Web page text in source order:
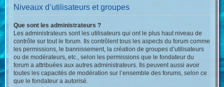
Niveaux d’utilisateurs et groupes
Que sont les administrateurs ?
Les administrateurs sont les utilisateurs qui ont le plus haut niveau de
contrôle sur tout le forum. Ils contrôlent tous les aspects du forum comme
les permissions, le bannissement, la création de groupes d’utilisateurs
ou de modérateurs, etc., selon les permissions que le fondateur du
forum a attribuées aux autres administrateurs. Ils peuvent aussi avoir
toutes les capacités de modération sur l’ensemble des forums, selon ce
que le fondateur a autorisé.